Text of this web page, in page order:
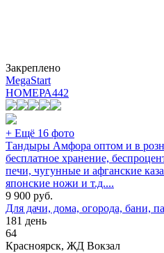
Закреплено
MegaStart
НОМЕРА442
+ Ещё 16 фото
Тандыры Амфора оптом и в
бесплатное хранение,
печи, чугунные и афганские
японские ножи и т.д....
9 900 руб.
Для дачи, дома, огорода, бани,
181 день
64
Красноярск, ЖД Вокзал